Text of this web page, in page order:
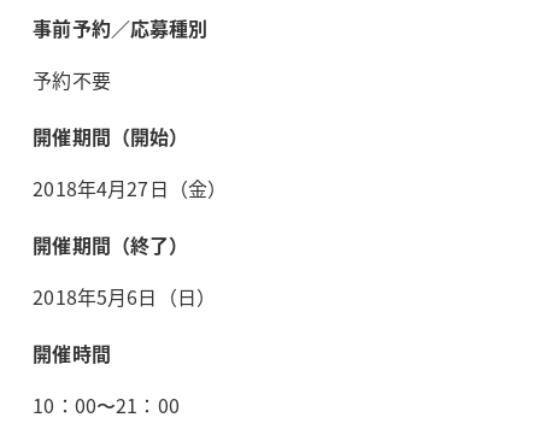
事前予約／応募種別
予約不要
開催期間（開始）
2018年4月27日（金）
開催期間（終了）
2018年5月6日（日）
開催時間
10：00〜21：00